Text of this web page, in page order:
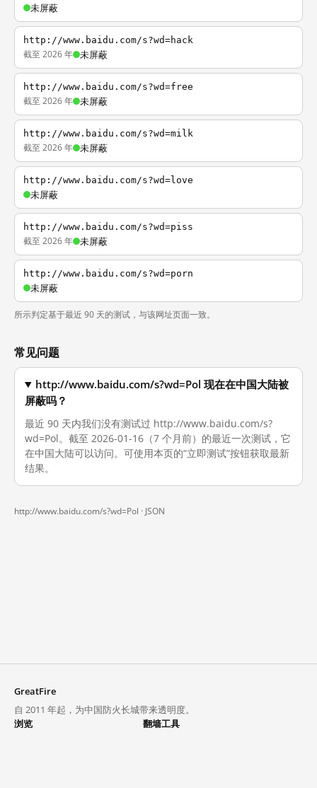
未屏蔽
http://www.baidu.com/s?wd=hack
截至 2026 年 未屏蔽
http://www.baidu.com/s?wd=free
截至 2026 年 未屏蔽
http://www.baidu.com/s?wd=milk
截至 2026 年 未屏蔽
http://www.baidu.com/s?wd=love
未屏蔽
http://www.baidu.com/s?wd=piss
截至 2026 年 未屏蔽
http://www.baidu.com/s?wd=porn
未屏蔽
所示判定基于最近 90 天的测试，与该网址页面一致。
常见问题
http://www.baidu.com/s?wd=Pol 现在在中国大陆被
屏蔽吗？
最近 90 天内我们没有测试过 http://www.baidu.com/s?
wd=Pol。截至 2026-01-16（7 个月前）的最近一次测试，它
在中国大陆可以访问。可使用本页的“立即测试”按钮获取最新
结果。
http://www.baidu.com/s?wd=Pol · JSON
GreatFire
自 2011 年起，为中国防火长城带来透明度。
浏览
翻墙工具